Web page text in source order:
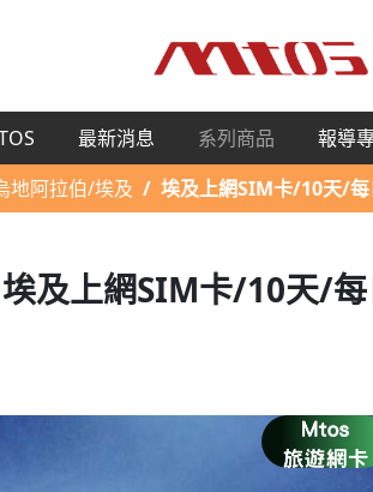
最新消息 系列商品 報導
地阿拉伯/埃及 埃及上網SIM卡/10天/每
埃及上網SIM卡/10天/每